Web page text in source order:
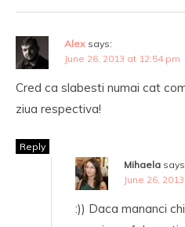
Alex says:
June 26, 2013 at 12:54 pm
Cred ca slabesti numai cat
ziua respectiva!
Reply
Mihaela
June 26,
:)) Daca mananci